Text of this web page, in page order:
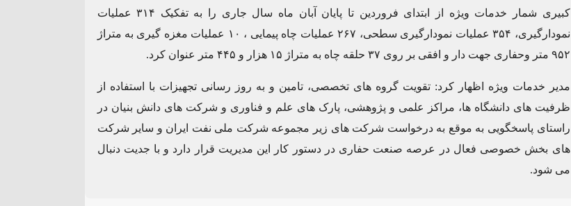
کبیری شمار خدمات ویژه از ابتدای فروردین تا پایان آبان ماه سال جاری را به تفکیک ۳۱۴ عملیات
نمودارگیری، ۳۵۴ عملیات نمودارگیری سطحی، ۲۶۷ عملیات چاه پیمایی ، ۱۰ عملیات مغزه گیری به متراژ
۹۵۲ متر وحفاری جهت دار و افقی بر روی ۳۷ حلقه چاه به متراژ ۱۵ هزار و ۴۴۵ متر عنوان کرد.
مدیر خدمات ویژه اظهار کرد: تقویت گروه های تخصصی، تامین و به روز رسانی تجهیزات با استفاده از
ظرفیت های دانشگاه ها، مراکز علمی و پژوهشی، پارک های علم و فناوری و شرکت های دانش بنیان در
راستای پاسخگویی به موقع به درخواست شرکت های زیر مجموعه شرکت ملی نفت ایران و سایر شرکت
های بخش خصوصی فعال در عرصه صنعت حفاری در دستور کار این مدیریت قرار دارد و با جدیت دنبال
می شود.